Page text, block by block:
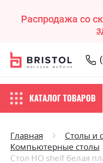
Распродажа со
КАТАЛОГ ТОВАРОВ
Главная
Столы и
Компьютерные столы
Стол HO shelf белая